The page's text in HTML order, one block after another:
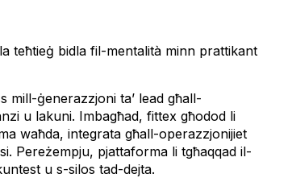
teħtieġ bidla fil-mentalità minn prattikant
mill-ġenerazzjoni ta’ lead għall-
u lakuni. Imbagħad, fittex għodod li
waħda, integrata għall-operazzjonijiet
Pereżempju, pjattaforma li tgħaqqad il-
u s-silos tad-dejta.